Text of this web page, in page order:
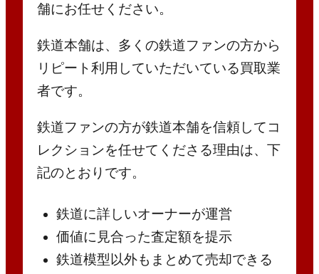
舗にお任せください。
鉄道本舗は、多くの鉄道ファンの方から
リピート利用していただいている買取業
者です。
鉄道ファンの方が鉄道本舗を信頼してコ
レクションを任せてくださる理由は、下
記のとおりです。
鉄道に詳しいオーナーが運営
価値に見合った査定額を提示
鉄道模型以外もまとめて売却できる